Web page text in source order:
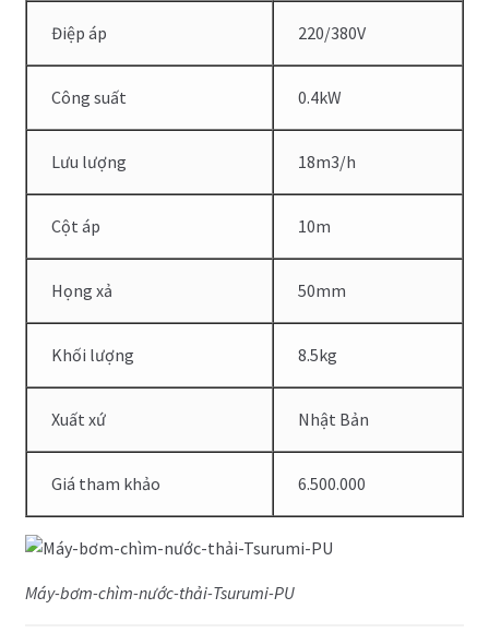
Điệp áp 220/380V
Công suất 0.4kW
Lưu lượng 18m3/h
Cột áp 10m
Họng xả 50mm
Khối lượng 8.5kg
Xuất xứ Nhật Bản
Giá tham khảo 6.500.000
Máy-bơm-chìm-nước-thải-Tsurumi-PU